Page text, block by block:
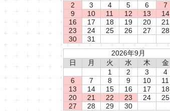
2
3 4 5 6 7
9
10 11 12 13 14
16
17 18 19 20 21
23
24 25 26 27 28
30
31
2026年9月
日
月 火 水 木 金
1
2 3 4
6
7 8 9 10 11
13
14 15 16 17 18
20
21 22 23 24 25
27
28 29 30